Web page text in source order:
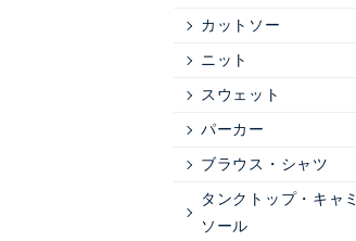
カットソー
ニット
スウェット
パーカー
ブラウス・シャツ
タンクトップ・キャミ
ソール